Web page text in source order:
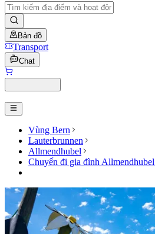
Bản đồ
Transport
Chat
Vùng Bern
Lauterbrunnen
Allmendhubel
Chuyến đi gia đình